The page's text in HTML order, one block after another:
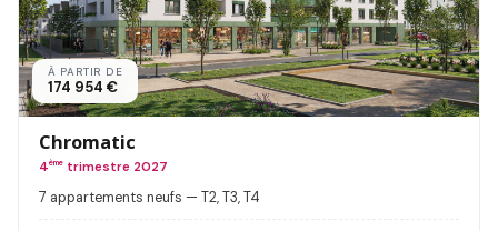
À PARTIR DE
174 954 €
Chromatic
4ème trimestre 2027
7 appartements neufs — T2, T3, T4